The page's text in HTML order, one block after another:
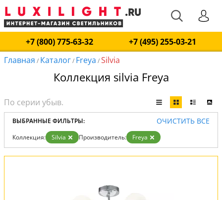
+7 (800) 775-63-32
+7 (495) 255-03-21
Главная / Каталог/ Freya /Silvia
Коллекция silvia Freya
ВЫБРАННЫЕ ФИЛЬТРЫ: ОЧИСТИТЬ ВСЕ
Коллекция: Silvia Производитель: Freya